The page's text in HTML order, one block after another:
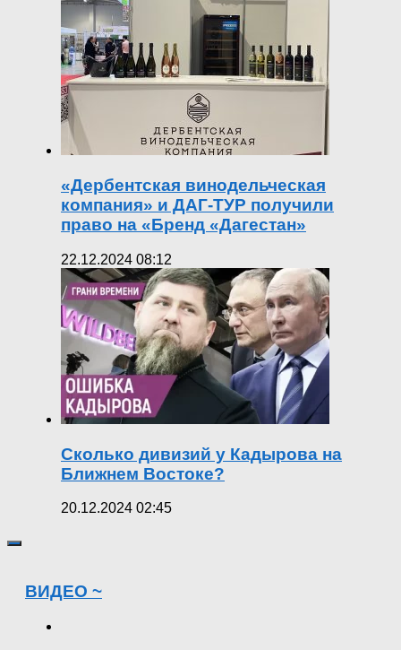
«Дербентская винодельческая
компания» и ДАГ-ТУР получили
право на «Бренд «Дагестан»
22.12.2024 08:12
Сколько дивизий у Кадырова на
Ближнем Востоке?
20.12.2024 02:45
ВИДЕО ~